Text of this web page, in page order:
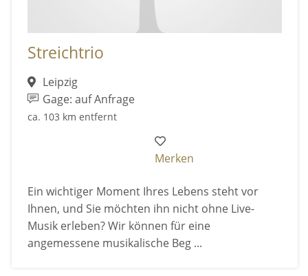
Streichtrio
Leipzig
Gage: auf Anfrage
ca. 103 km entfernt
Merken
Ein wichtiger Moment Ihres Lebens steht vor
Ihnen, und Sie möchten ihn nicht ohne Live-
Musik erleben? Wir können für eine
angemessene musikalische Beg ...